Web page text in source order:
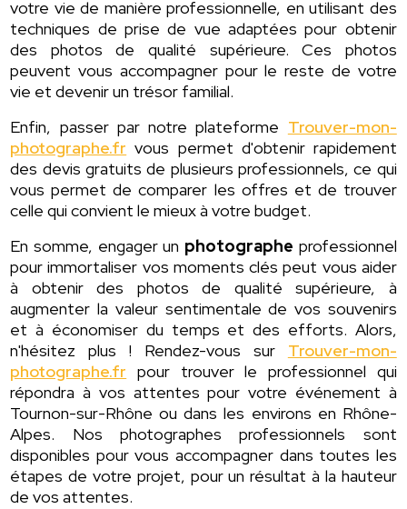
votre vie de manière professionnelle, en utilisant des
techniques de prise de vue adaptées pour obtenir
des photos de qualité supérieure. Ces photos
peuvent vous accompagner pour le reste de votre
vie et devenir un trésor familial.
Enfin, passer par notre plateforme Trouver-mon-
photographe.fr vous permet d'obtenir rapidement
des devis gratuits de plusieurs professionnels, ce qui
vous permet de comparer les offres et de trouver
celle qui convient le mieux à votre budget.
En somme, engager un photographe professionnel
pour immortaliser vos moments clés peut vous aider
à obtenir des photos de qualité supérieure, à
augmenter la valeur sentimentale de vos souvenirs
et à économiser du temps et des efforts. Alors,
n'hésitez plus ! Rendez-vous sur Trouver-mon-
photographe.fr pour trouver le professionnel qui
répondra à vos attentes pour votre événement à
Tournon-sur-Rhône ou dans les environs en Rhône-
Alpes. Nos photographes professionnels sont
disponibles pour vous accompagner dans toutes les
étapes de votre projet, pour un résultat à la hauteur
de vos attentes.